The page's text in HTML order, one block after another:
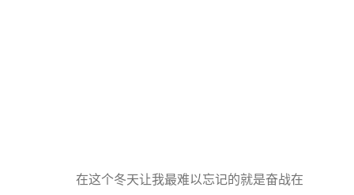
在这个冬天让我最难以忘记的就是奋战在